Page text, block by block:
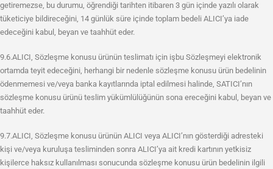
getiremezse, bu durumu, öğrendiği tarihten itibaren 3 gün içinde yazılı olarak
tüketiciye bildireceğini, 14 günlük süre içinde toplam bedeli ALICI’ya iade
edeceğini kabul, beyan ve taahhüt eder.
9.6.ALICI, Sözleşme konusu ürünün teslimatı için işbu Sözleşmeyi elektronik
ortamda teyit edeceğini, herhangi bir nedenle sözleşme konusu ürün bedelinin
ödenmemesi ve/veya banka kayıtlarında iptal edilmesi halinde, SATICI’nın
sözleşme konusu ürünü teslim yükümlülüğünün sona ereceğini kabul, beyan ve
taahhüt eder.
9.7.ALICI, Sözleşme konusu ürünün ALICI veya ALICI’nın gösterdiği adresteki
kişi ve/veya kuruluşa tesliminden sonra ALICI’ya ait kredi kartının yetkisiz
kişilerce haksız kullanılması sonucunda sözleşme konusu ürün bedelinin ilgili